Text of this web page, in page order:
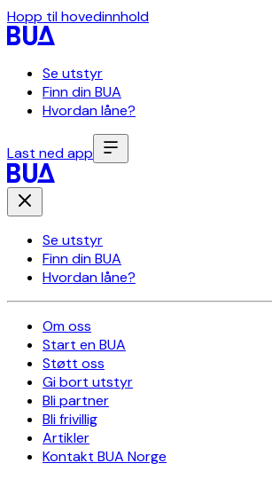
Hopp til hovedinnhold
Se utstyr
Finn din BUA
Hvordan låne?
Last ned app
Se utstyr
Finn din BUA
Hvordan låne?
Om oss
Start en BUA
Støtt oss
Gi bort utstyr
Bli partner
Bli frivillig
Artikler
Kontakt BUA Norge